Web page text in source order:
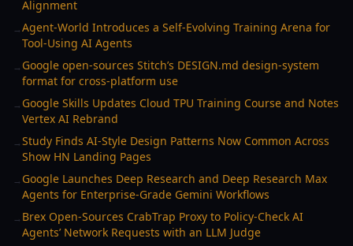
Alignment
→Agent-World Introduces a Self-Evolving Training Arena for
Tool-Using AI Agents
→ Google open-sources Stitch’s DESIGN.md design-system
format for cross-platform use
→ Google Skills Updates Cloud TPU Training Course and Notes
Vertex AI Rebrand
→Study Finds AI-Style Design Patterns Now Common Across
Show HN Landing Pages
→ Google Launches Deep Research and Deep Research Max
Agents for Enterprise-Grade Gemini Workflows
→ Brex Open-Sources CrabTrap Proxy to Policy-Check AI
Agents’ Network Requests with an LLM Judge